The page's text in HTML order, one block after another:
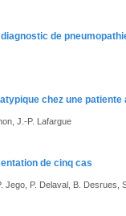
de
chez une patiente
J.-P. Lafargue
de cinq cas
Jego, P. Delaval, B. Desrues,